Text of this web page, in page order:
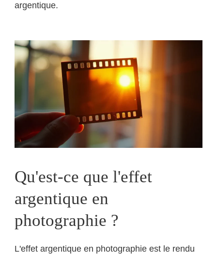
argentique.
Qu'est-ce que l'effet
argentique en
photographie ?
L'effet argentique en photographie est le rendu